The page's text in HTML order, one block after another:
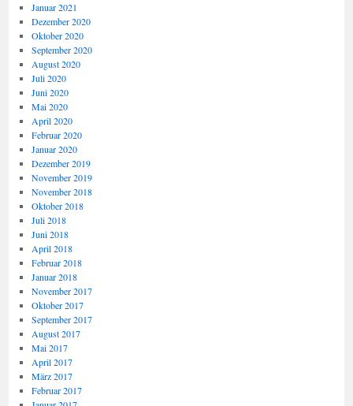
Januar 2021
Dezember 2020
Oktober 2020
September 2020
August 2020
Juli 2020
Juni 2020
Mai 2020
April 2020
Februar 2020
Januar 2020
Dezember 2019
November 2019
November 2018
Oktober 2018
Juli 2018
Juni 2018
April 2018
Februar 2018
Januar 2018
November 2017
Oktober 2017
September 2017
August 2017
Mai 2017
April 2017
März 2017
Februar 2017